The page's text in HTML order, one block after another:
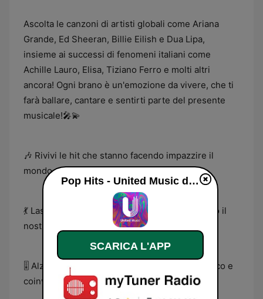
Ascolta le canzoni di artisti globali come Ariana
Grande, Ed Sheeran, Billie Eilish e Dua Lipa,
insieme ai successi di fenomeni italiani come
Achille Lauro, Elisa, Tiziano Ferro e molti altri
ancora! Ogni brano è un'emozione da vivere, che ti
farà ballare, cantare e sentirti parte del presente
musicale!🎤💫
🎶 Rivivi le hit che stanno facendo impazzire il
mondo della musica pop!
💃 Lasciati travolgere dalle canzoni che segnano il
nostro tempo!
🎚️ Alza il volume e immergiti nel suono più fresco e
coinvolgente del pop contemporaneo!
Pop Hits - United Music diretta
SCARICA L'APP